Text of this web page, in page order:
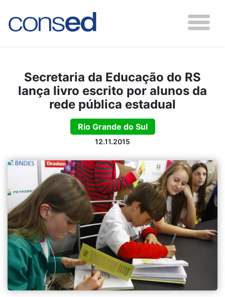
Secretaria da Educação do RS
lança livro escrito por alunos da
rede pública estadual
Rio Grande do Sul
12.11.2015